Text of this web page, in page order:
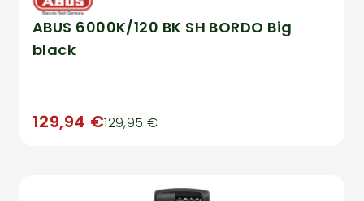
ABUS 6000K/120 BK SH BORDO Big
black
129,94 €129,95 €